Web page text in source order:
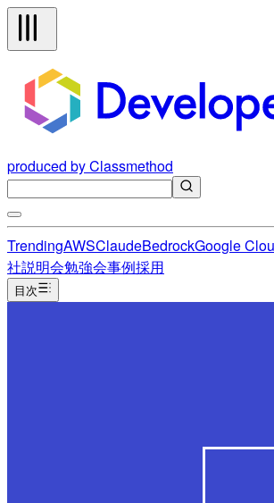
produced by Classmethod
TrendingAWSClaudeBedrockGoogle
社説明会勉強会事例採用
目次